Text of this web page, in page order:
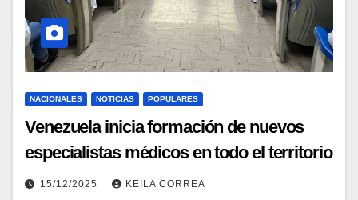
NACIONALES NOTICIAS POPULARES
Venezuela inicia formación de nuevos
especialistas médicos en todo el territorio
nacional
15/12/2025 KEILA CORREA